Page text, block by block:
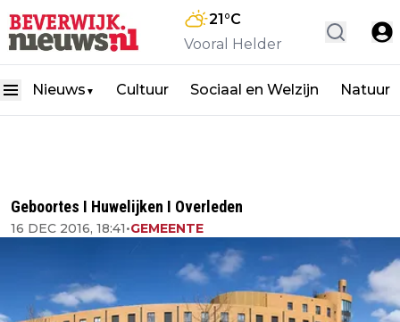
21°C
Vooral Helder
Nieuws ▼ Cultuur Sociaal en Welzijn Natuur
Geboortes I Huwelijken I Overleden
16 DEC 2016, 18:41•GEMEENTE